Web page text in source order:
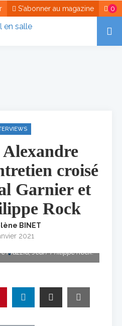
0
S'abonner au magazine
croisé
Garnier et
Rock
BINET
2021
Mazzia, Jean-Philippe Rock.